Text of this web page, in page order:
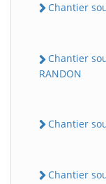
Chantier
Chantier
RANDON
Chantier
Chantier